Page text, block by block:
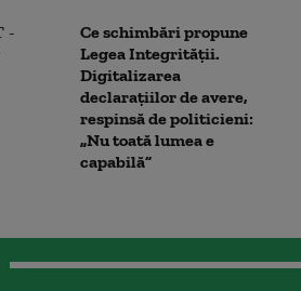
Ce schimbări propune
Legea Integrității.
Digitalizarea
declarațiilor de avere,
respinsă de politicieni:
„Nu toată lumea e
capabilă”